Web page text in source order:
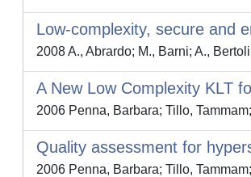
Low-complexity, secure and
2008 A., Abrardo; M., Barni; A.,
A New Low Complexity KLT
2006 Penna, Barbara; Tillo,
Quality assessment for
2006 Penna, Barbara; Tillo,